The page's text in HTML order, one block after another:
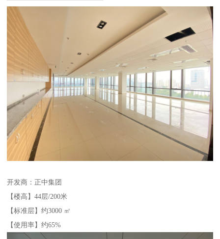
开发商：正中集团
【楼高】44层/200米
【标准层】约3000 ㎡
【使用率】约65%